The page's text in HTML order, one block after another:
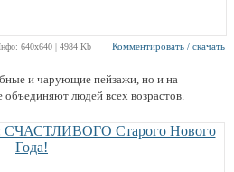
640х640 | 4984 Kb Комментировать / скачать
и чарующие пейзажи, но и на
людей всех возрастов.